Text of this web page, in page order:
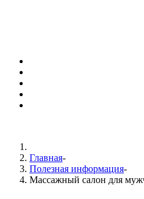
Главная-
Полезная информация-
Массажный салон для